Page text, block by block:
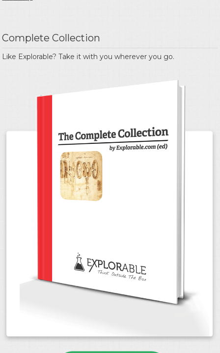
Complete Collection
Like Explorable? Take it with you wherever you go.